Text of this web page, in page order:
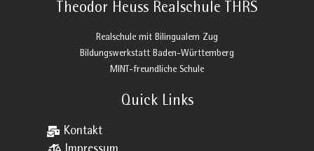
Theodor Heuss Realschule THRS
Realschule mit Bilingualem Zug
Bildungswerkstatt Baden-Württemberg
MINT-freundliche Schule
Quick Links
 Kontakt